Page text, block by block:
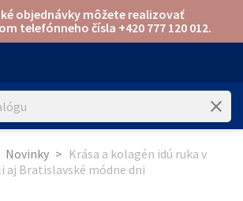
objednávky môžete realizovať
telefónneho čísla +420 777 120 012.
clear
Novinky
Krása a kolagén idú ruka v
aj Bratislavské módne dni